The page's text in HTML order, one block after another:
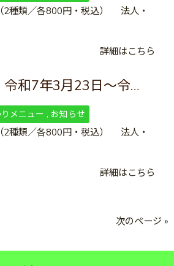
2種類／各800円・税込） 法人・
詳細はこちら
3月23日～令和7年4月5日
メニュー お知らせ
2種類／各800円・税込） 法人・
詳細はこちら
次のページ »